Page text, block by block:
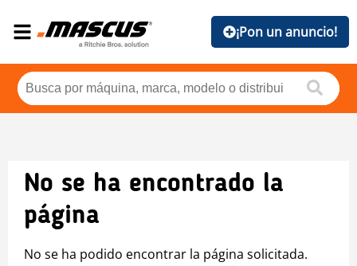
¡Pon un anuncio!
No se ha encontrado la
página
No se ha podido encontrar la página solicitada.